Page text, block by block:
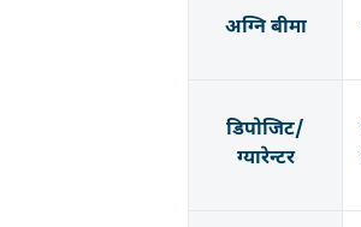
अग्नि बीमा
डिपोजिट/
ग्यारेन्टर